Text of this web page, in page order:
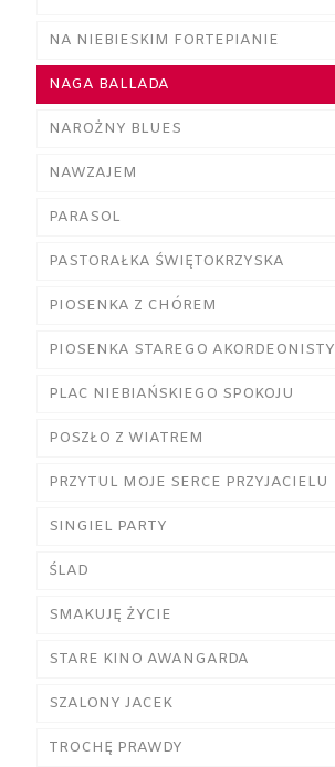
NA NIEBIESKIM FORTEPIANIE
NAGA BALLADA
NAROŻNY BLUES
NAWZAJEM
PARASOL
PASTORAŁKA ŚWIĘTOKRZYSKA
PIOSENKA Z CHÓREM
PIOSENKA STAREGO AKORDEONISTY
PLAC NIEBIAŃSKIEGO SPOKOJU
POSZŁO Z WIATREM
PRZYTUL MOJE SERCE PRZYJACIELU
SINGIEL PARTY
ŚLAD
SMAKUJĘ ŻYCIE
STARE KINO AWANGARDA
SZALONY JACEK
TROCHĘ PRAWDY